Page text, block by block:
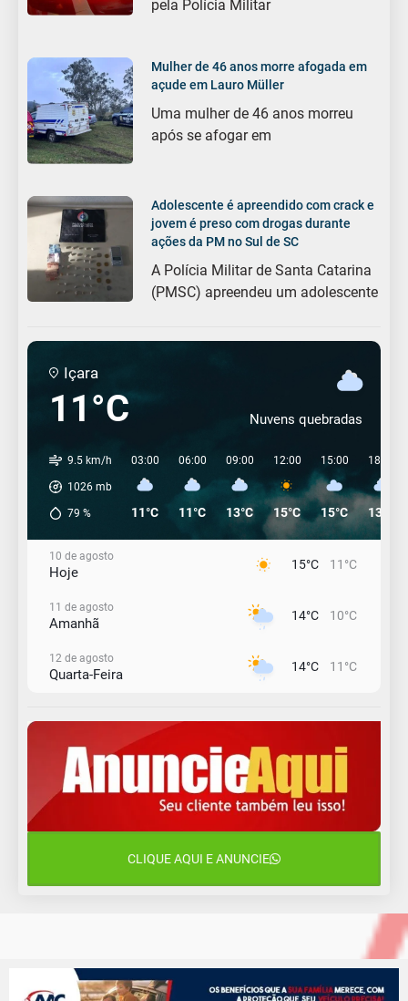
pela Polícia Militar
Mulher de 46 anos morre afogada em
açude em Lauro Müller
Uma mulher de 46 anos morreu
após se afogar em
Adolescente é apreendido com crack e
jovem é preso com drogas durante
ações da PM no Sul de SC
A Polícia Militar de Santa Catarina
(PMSC) apreendeu um adolescente
Içara
11°C Nuvens quebradas
9.5 km/h
1026 mb
79 %
03:00
11°C
06:00
11°C
09:00
13°C
12:00
15°C
15:00
15°C
18:00
13°C
10 de agosto
Hoje 15°C 11°C
11 de agosto
Amanhã 14°C 10°C
12 de agosto
Quarta-Feira 14°C 11°C
Quinta-Feira
14 de agosto
Sexta-Feira
CLIQUE AQUI E ANUNCIE